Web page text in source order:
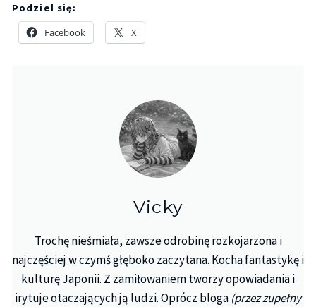
Podziel się:
Facebook X
Vicky
Trochę nieśmiała, zawsze odrobinę rozkojarzona i
najczęściej w czymś głęboko zaczytana. Kocha fantastykę i
kulturę Japonii. Z zamiłowaniem tworzy opowiadania i
irytuje otaczających ją ludzi. Oprócz bloga (przez zupełny